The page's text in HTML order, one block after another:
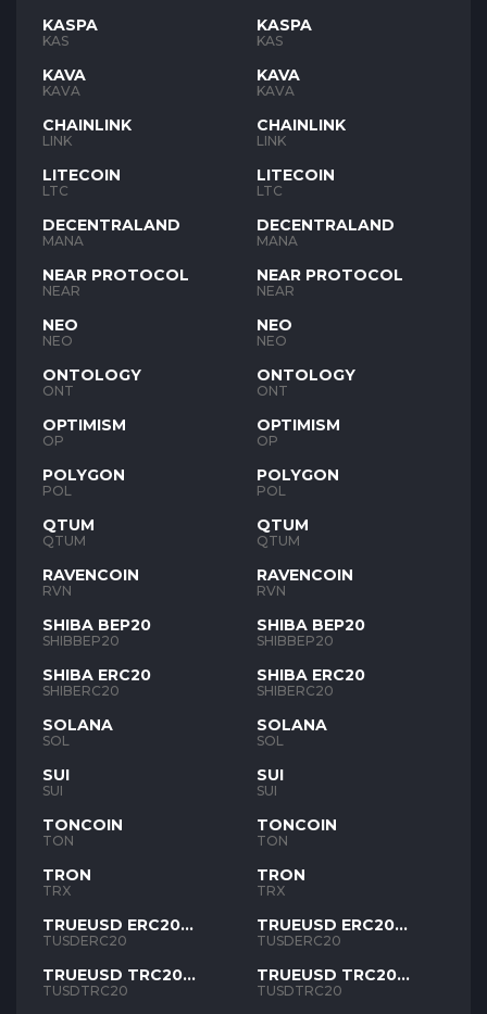
KASPA
KAS
KAVA
KAVA
CHAINLINK
LINK
LITECOIN
LTC
DECENTRALAND
MANA
NEAR PROTOCOL
NEAR
NEO
NEO
ONTOLOGY
ONT
OPTIMISM
OP
POLYGON
POL
QTUM
QTUM
RAVENCOIN
RVN
SHIBA BEP20
SHIBBEP20
SHIBA ERC20
SHIBERC20
SOLANA
SOL
SUI
SUI
TONCOIN
TON
TRON
TRX
TRUEUSD ERC20
TUSD
TUSDERC20
TRUEUSD TRC20
TUSD
TUSDTRC20
KASPA
KAS
KAVA
KAVA
CHAINLINK
LINK
LITECOIN
LTC
DECENTRALAND
MANA
NEAR PROTOCOL
NEAR
NEO
NEO
ONTOLOGY
ONT
OPTIMISM
OP
POLYGON
POL
QTUM
QTUM
RAVENCOIN
RVN
SHIBA BEP20
SHIBBEP20
SHIBA ERC20
SHIBERC20
SOLANA
SOL
SUI
SUI
TONCOIN
TON
TRON
TRX
TRUEUSD ERC20
TUSD
TUSDERC20
TRUEUSD TRC20
TUSD
TUSDTRC20